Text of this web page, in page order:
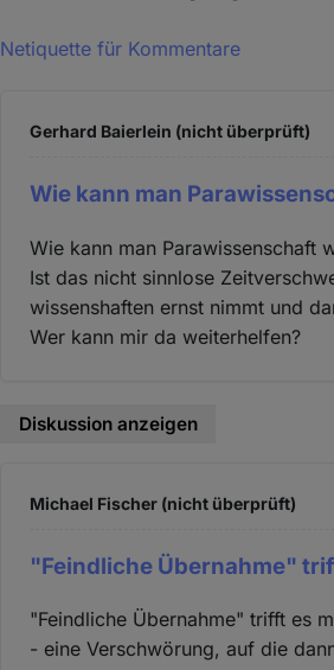
Netiquette für Kommentare
Gerhard Baierlein (nicht überprüft)
Wie kann man
Wie kann man Parawissenschaft
Ist das nicht sinnlose
wissenshaften ernst nimmt und
Wer kann mir da weiterhelfen?
Diskussion anzeigen
Michael Fischer (nicht überprüft)
"Feindliche Übernahme"
"Feindliche Übernahme" trifft es
- eine Verschwörung, auf die